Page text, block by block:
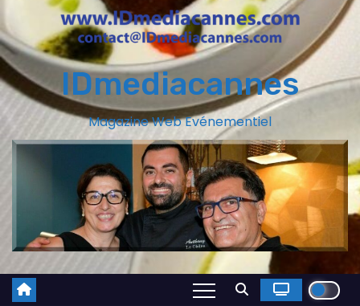
IDmediacannes
Magazine Web Evénementiel